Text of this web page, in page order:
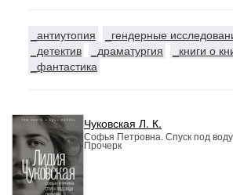
_антиутопия
_гендерные
_детектив
_драматургия _книги о
_фантастика
Чуковская Л. К.
Софья Петровна. Спуск под
Прочерк